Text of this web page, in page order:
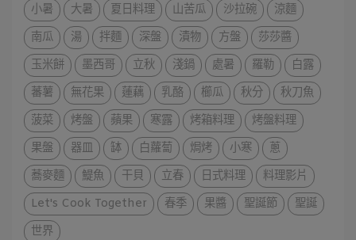
小暑
大暑 夏日料理 山苦瓜 沙拉碗
涼麵
南瓜
湯 拌麵 深盤 漬物 方盤
莎莎醬
玉米餅
墨西哥 立秋 淺鍋 處暑 羅勒
白露
蕃薯
無花果 蓮藕 乳酪 櫛瓜 秋分
秋刀魚
菠菜
烤盤 蘋果 寒露 烤箱料理
烤盤料理
果盤
器皿 缽 白蘿蔔 焗烤 小寒
蔥
蕎麥麵
鯷魚 干貝 立春 日式料理
料理影片
Let's Cook Together
春季 果醬 聖誕節
聖誕
世界